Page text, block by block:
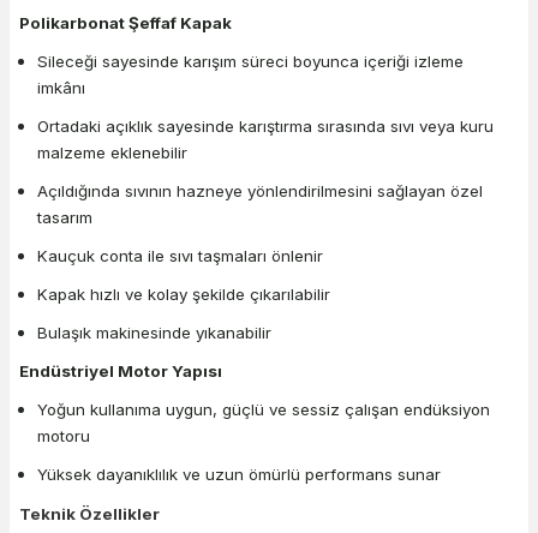
Polikarbonat Şeffaf Kapak
Sileceği sayesinde karışım süreci boyunca içeriği izleme
imkânı
Ortadaki açıklık sayesinde karıştırma sırasında sıvı veya kuru
malzeme eklenebilir
Açıldığında sıvının hazneye yönlendirilmesini sağlayan özel
tasarım
Kauçuk conta ile sıvı taşmaları önlenir
Kapak hızlı ve kolay şekilde çıkarılabilir
Bulaşık makinesinde yıkanabilir
Endüstriyel Motor Yapısı
Yoğun kullanıma uygun, güçlü ve sessiz çalışan endüksiyon
motoru
Yüksek dayanıklılık ve uzun ömürlü performans sunar
Teknik Özellikler